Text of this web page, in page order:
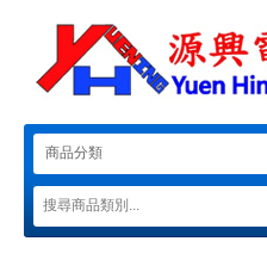
商品分類